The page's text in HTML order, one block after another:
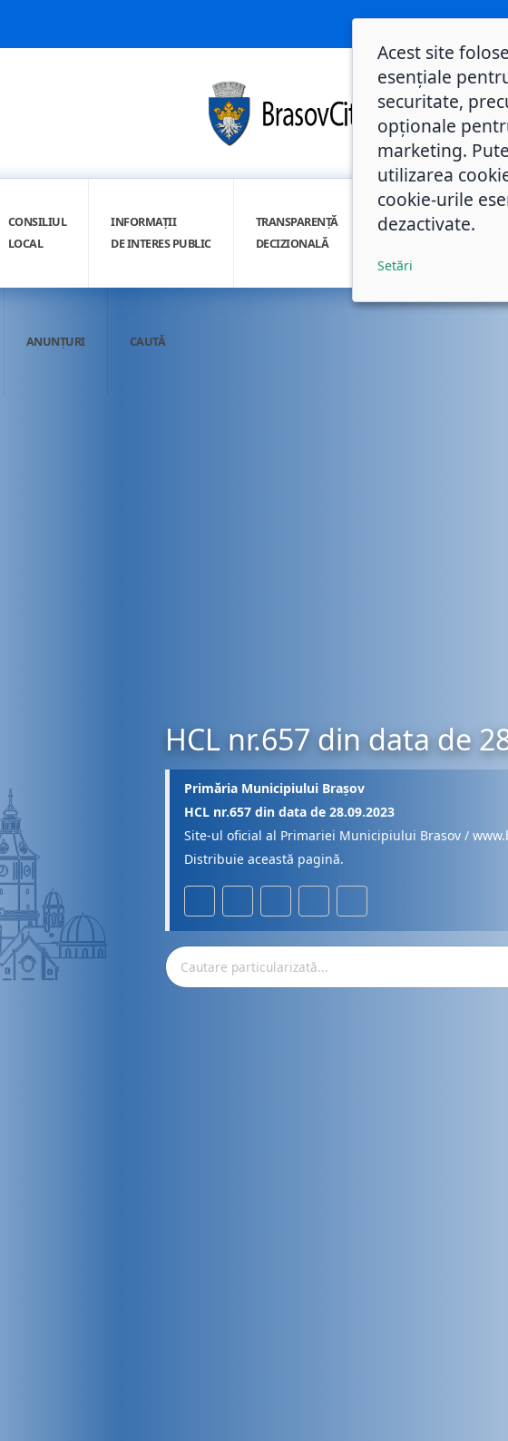
CONSILIUL
LOCAL
INFORMAȚII
DE INTERES PUBLIC
TRANSPARENȚĂ
DECIZIONALĂ
INTEGRITATE
ANUNȚURI CAUTĂ
HCL nr.657 din data de
Primăria Municipiului Brașov
HCL nr.657 din data de 28.09.2023
Site-ul oficial al Primariei Municipiului Brasov /
Distribuie această pagină.
Acest site
esențiale
securitate,
opționale
marketing.
utilizarea
cookie-urile
dezactivate.
Setări